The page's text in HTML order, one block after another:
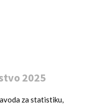
2025
za statistiku,